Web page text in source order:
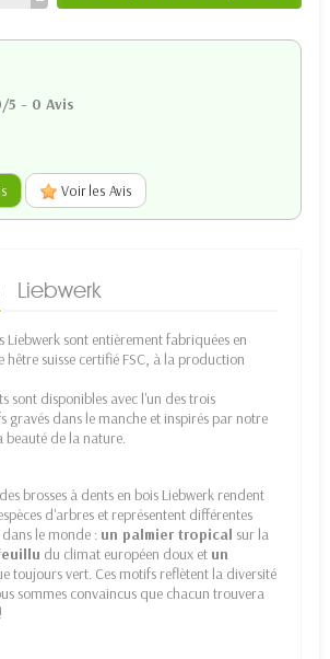
/5 - 0 Avis
Voir les Avis
Liebwerk
Liebwerk sont entièrement fabriquées en
hêtre suisse certifié FSC, à la production
sont disponibles avec l'un des trois
gravés dans le manche et inspirés par notre
de la nature.
brosses à dents en bois Liebwerk rendent
d'arbres et représentent différentes
le monde : un palmier tropical sur la
du climat européen doux et un
toujours vert. Ces motifs reflètent la diversité
sommes convaincus que chacun trouvera